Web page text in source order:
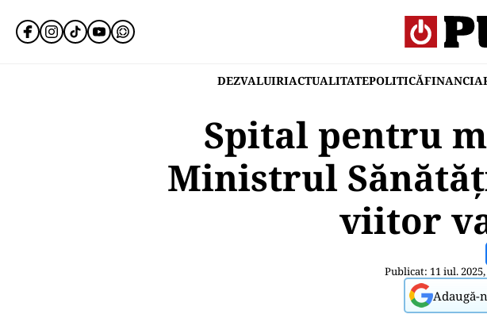
DEZVALUIRIACTUALITATEPOLITICĂ
Spital pentru
Ministrul
viitor
Publicat: 11 iul. 2025,
Adaugă-